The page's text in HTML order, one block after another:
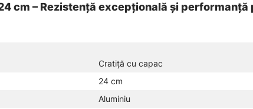
cm – Rezistență excepțională și performanță
Cratiță cu capac
24 cm
Aluminiu